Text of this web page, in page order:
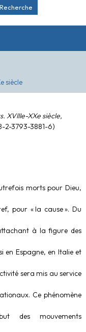
Recherche
siècle
XVIIIe-XXe siècle,
2-3793-3881-6)
morts pour Dieu,
pour « la cause ». Du
à la figure des
en Espagne, en Italie et
sera mis au service
Ce phénomène
des mouvements